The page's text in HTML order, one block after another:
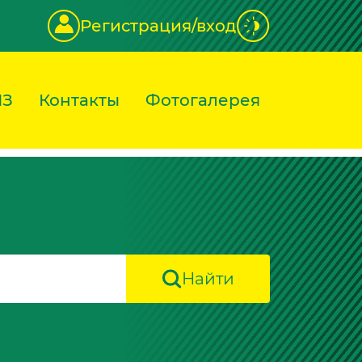
Регистрация/вход
Контакты Фотогалерея
Найти